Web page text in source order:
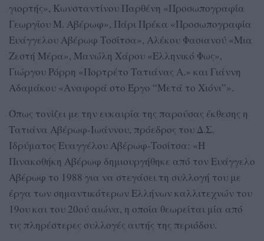
γιορτής», Κωνσταντίνου Παρθένη «Προσωπογραφία
Γεωργίου Μ. Αβέρωφ», Πάρι Πρέκα «Προσωπογραφία
Ευάγγελου Αβέρωφ Τοσίτσα», Αλέκου Φασιανού «Μια
Ζεστή Μέρα», Μανώλη Χάρου «Ελληνικό Φως»,
Γιώργου Ρόρρη «Πορτρέτο Τατιάνας Α.» και Γιάννη
Αδαμάκου «Αναφορά στο Έργο “Μετά το Χιόνι”».
Όπως τονίζει με την ευκαιρία της παρούσας έκθεσης η
Τατιάνα Αβέρωφ-Ιωάννου, πρόεδρος του Δ.Σ.
Ιδρύματος Ευαγγέλου Αβέρωφ-Τοσίτσα: «Η
Πινακοθήκη Αβέρωφ δημιουργήθηκε από τον Ευάγγελο
Αβέρωφ το 1988 για να στεγάσει τη συλλογή του με
έργα των σημαντικότερων Ελλήνων καλλιτεχνών του
19ου και του 20ού αιώνα, η οποία θεωρείται μία από
τις πληρέστερες συλλογές αυτής της περιόδου.